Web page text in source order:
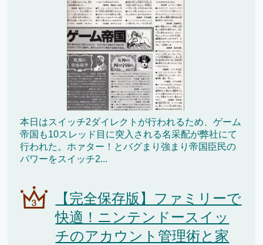
本日はスイッチ2ダイレクトが行われるため、ゲーム
帝国も10スレッド目に突入される名采配が弊社にて
行われた。ホァター！とバグまり強まり帝国臣民の
パワーをスイッチ2...
【完全保存版】ファミリーで
快適！ニンテンドースイッ
チのアカウント管理術と家